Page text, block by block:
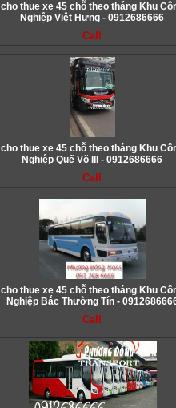
cho thue xe 45 chỗ theo tháng Khu
Nghiệp Việt Hưng - 0912686666
Call
cho thue xe 45 chỗ theo tháng Khu
Nghiệp Quế Võ III - 0912686666
Call
cho thue xe 45 chỗ theo tháng Khu
Nghiệp Bắc Thường Tín -
Call